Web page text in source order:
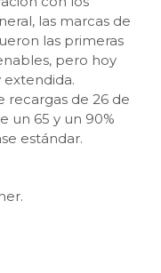
las marcas de
las primeras
pero hoy
recargas de 26 de
un 65 y un 90%
estándar.